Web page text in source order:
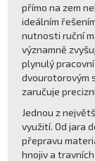
přímo na zem
ideálním
nutnosti ruční
významně
plynulý
dvourotorovým
zaručuje
Jednou z
využití. Od jara
přepravu
hnojiv a